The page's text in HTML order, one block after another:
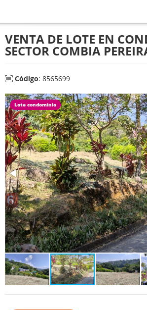
VENTA DE LOTE EN
SECTOR COMBIA
Código: 8565699
Lote condominio